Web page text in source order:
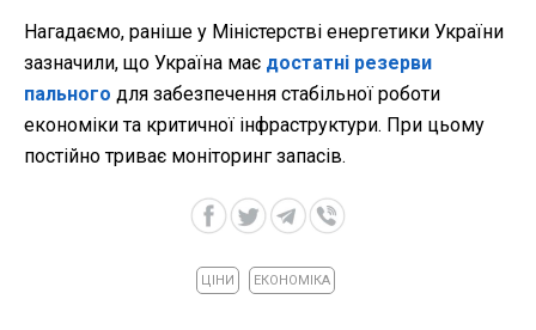
Нагадаємо, раніше у Міністерстві енергетики України
зазначили, що Україна має достатні резерви
пального для забезпечення стабільної роботи
економіки та критичної інфраструктури. При цьому
постійно триває моніторинг запасів.
ЦІНИ ЕКОНОМІКА